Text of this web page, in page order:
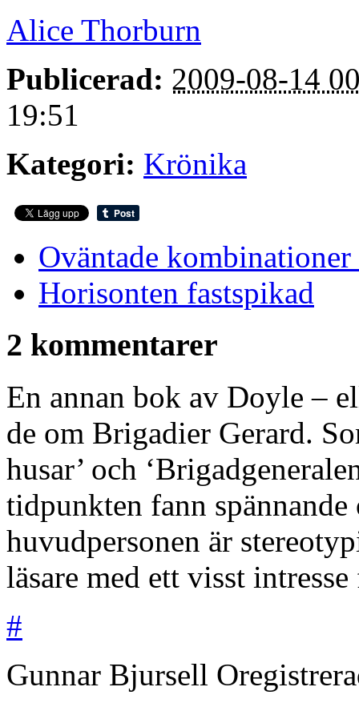
Alice Thorburn
Publicerad: 2009-08-14
19:51
Kategori: Krönika
Oväntade
Horisonten fastspikad
2 kommentarer
En annan bok av Doyle –
de om Brigadier Gerard.
husar’ och
tidpunkten fann
huvudpersonen är
läsare med ett visst
#
Gunnar Bjursell